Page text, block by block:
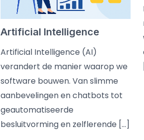
Artificial Intelligence
Artificial Intelligence (AI)
verandert de manier waarop we
software bouwen. Van slimme
aanbevelingen en chatbots tot
geautomatiseerde
besluitvorming en zelflerende […]